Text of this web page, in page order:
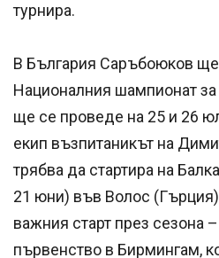
турнира.
В България Саръбоюков ще
Националния шампионат
ще се проведе на 25 и 26
екип възпитаникът на
трябва да стартира на
21 юни) във Волос
важния старт през сезона
първенство в Бирмингам,